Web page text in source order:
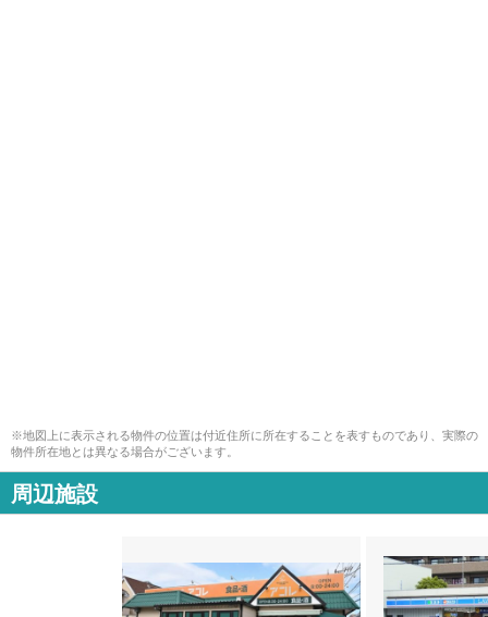
※地図上に表示される物件の位置は付近住所に所在することを表すものであり、実際の
物件所在地とは異なる場合がございます。
周辺施設